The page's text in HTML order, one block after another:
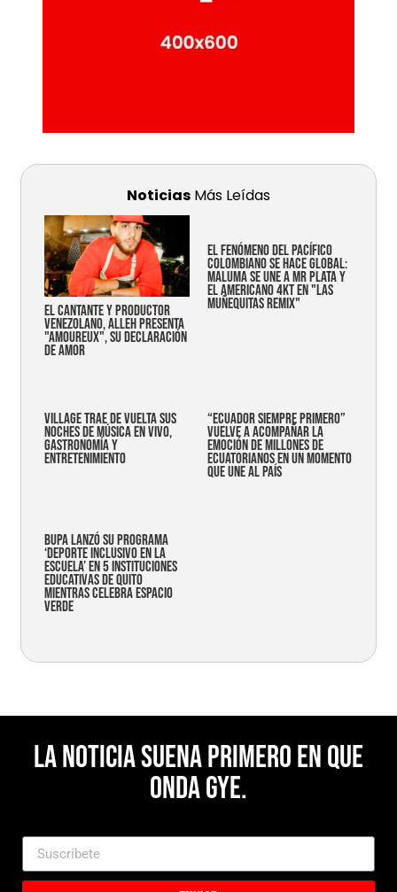
Noticias Más Leídas
EL CANTANTE Y PRODUCTOR
VENEZOLANO, ALLEH PRESENTA
"AMOUREUX", SU DECLARACIÓN
DE AMOR
EL FENÓMENO DEL PACÍFICO
COLOMBIANO SE HACE GLOBAL:
MALUMA SE UNE A MR PLATA Y
EL AMERICANO 4KT EN "LAS
MUÑEQUITAS REMIX"
Village trae de vuelta sus
noches de música en vivo,
gastronomía y
entretenimiento
“Ecuador siempre primero”
vuelve a acompañar la
emoción de millones de
ecuatorianos en un momento
que une al país
Bupa lanzó su programa
‘Deporte Inclusivo en la
Escuela’ en 5 instituciones
educativas de Quito
mientras celebra espacio
verde
La noticia suena primero en Que
Onda Gye.